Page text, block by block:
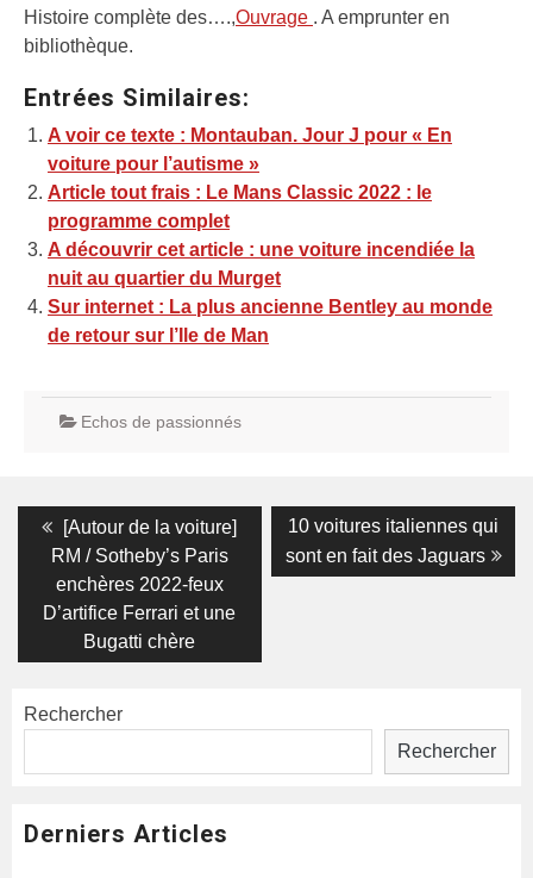
Histoire complète des….,Ouvrage . A emprunter en
bibliothèque.
Entrées Similaires:
A voir ce texte : Montauban. Jour J pour « En
voiture pour l’autisme »
Article tout frais : Le Mans Classic 2022 : le
programme complet
A découvrir cet article : une voiture incendiée la
nuit au quartier du Murget
Sur internet : La plus ancienne Bentley au monde
de retour sur l’Ile de Man
Echos de passionnés
Navigation
l’article
Previous
post:
[Autour de la voiture]
RM / Sotheby’s Paris
enchères 2022-feux
D’artifice Ferrari et une
Bugatti chère
Next
post:
10 voitures italiennes qui
sont en fait des Jaguars
Rechercher
Rechercher
Derniers Articles